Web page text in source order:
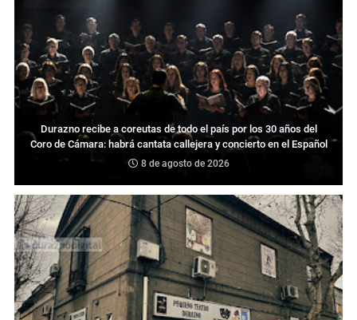
Durazno recibe a coreutas de todo el país por los 30 años del
Coro de Cámara: habrá cantata callejera y concierto en el Español
8 de agosto de 2026